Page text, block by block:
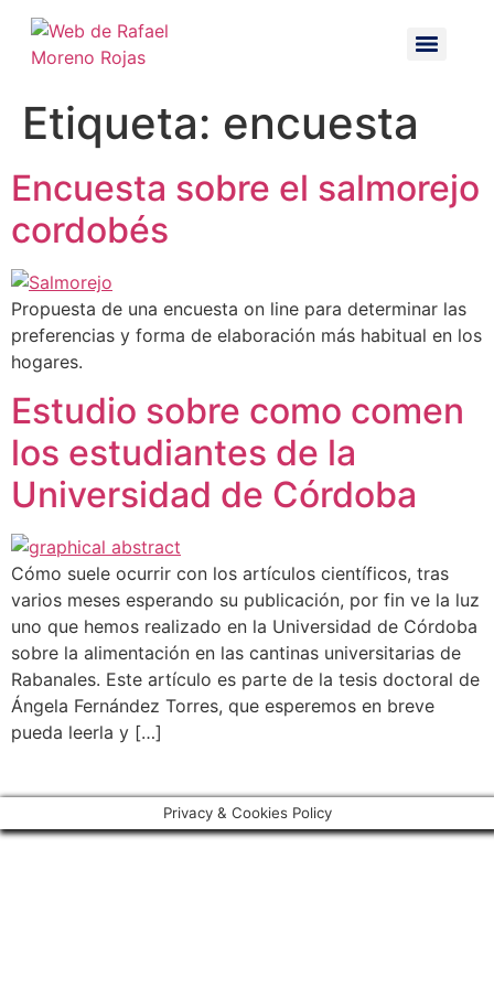
Etiqueta: encuesta
Encuesta sobre el salmorejo
cordobés
Propuesta de una encuesta on line para determinar las
preferencias y forma de elaboración más habitual en los
hogares.
Estudio sobre como comen
los estudiantes de la
Universidad de Córdoba
Cómo suele ocurrir con los artículos científicos, tras
varios meses esperando su publicación, por fin ve la luz
uno que hemos realizado en la Universidad de Córdoba
sobre la alimentación en las cantinas universitarias de
Rabanales. Este artículo es parte de la tesis doctoral de
Ángela Fernández Torres, que esperemos en breve
pueda leerla y […]
Privacy & Cookies Policy